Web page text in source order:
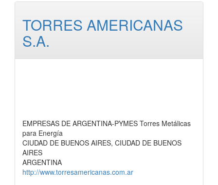
TORRES AMERICANAS
S.A.
EMPRESAS DE ARGENTINA-PYMES Torres Metálicas
para Energía
CIUDAD DE BUENOS AIRES, CIUDAD DE BUENOS
AIRES
ARGENTINA
http://www.torresamericanas.com.ar